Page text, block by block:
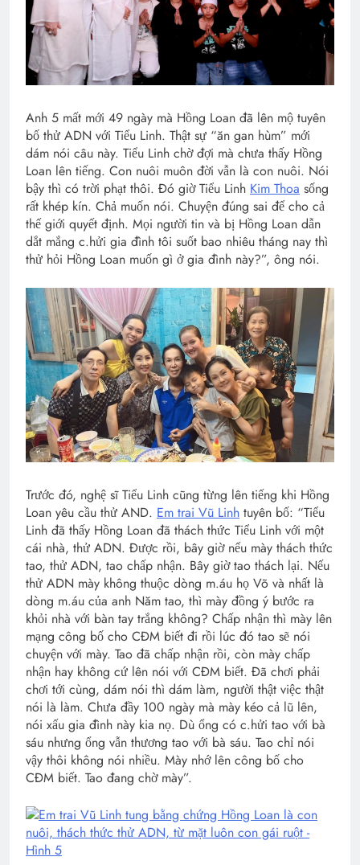
Anh 5 mất mới 49 ngày mà Hồng Loan đã lên mộ tuyên
bố thử ADN với Tiểu Linh. Thật sự “ăn gan hùm” mới
dám nói câu này. Tiểu Linh chờ đợi mà chưa thấy Hồng
Loan lên tiếng. Con nuôi muôn đời vẫn là con nuôi. Nói
bậy thì có trời phạt thôi. Đó giờ Tiểu Linh Kim Thoa sống
rất khép kín. Chả muốn nói. Chuyện đúng sai để cho cả
thế giới quyết định. Mọi người tin và bị Hồng Loan dẫn
dắt mắng c.hửi gia đình tôi suốt bao nhiêu tháng nay thì
thử hỏi Hồng Loan muốn gì ở gia đình này?”, ông nói.
Trước đó, nghệ sĩ Tiểu Linh cũng từng lên tiếng khi Hồng
Loan yêu cầu thử AND. Em trai Vũ Linh tuyên bố: “Tiểu
Linh đã thấy Hồng Loan đã thách thức Tiểu Linh với một
cái nhà, thử ADN. Được rồi, bây giờ nếu mày thách thức
tao, thử ADN, tao chấp nhận. Bây giờ tao thách lại. Nếu
thử ADN mày không thuộc dòng m.áu họ Võ và nhất là
dòng m.áu của anh Năm tao, thì mày đồng ý bước ra
khỏi nhà với bàn tay trắng không? Chấp nhận thì mày lên
mạng công bố cho CĐM biết đi rồi lúc đó tao sẽ nói
chuyện với mày. Tao đã chấp nhận rồi, còn mày chấp
nhận hay không cứ lên nói với CĐM biết. Đã chơi phải
chơi tới cùng, dám nói thì dám làm, người thật việc thật
nói là làm. Chưa đầy 100 ngày mà mày kéo cả lũ lên,
nói xấu gia đình này kia nọ. Dù ổng có c.hửi tao với bà
sáu nhưng ổng vẫn thương tao với bà sáu. Tao chỉ nói
vậy thôi không nói nhiều. Mày nhớ lên công bố cho
CĐM biết. Tao đang chờ mày”.